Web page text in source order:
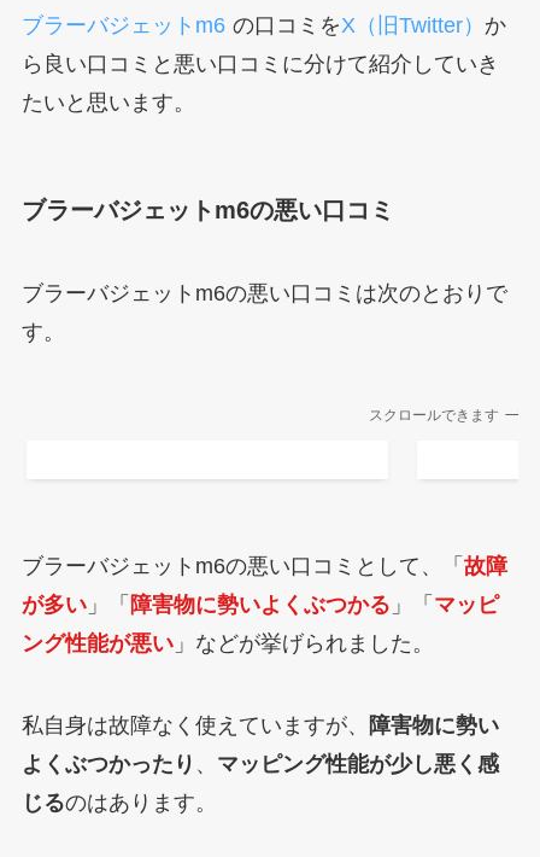
ブラーバジェットm6 の口コミをX（旧Twitter） か
ら良い口コミと悪い口コミに分けて紹介していき
たいと思います。
ブラーバジェットm6の悪い口コミ
ブラーバジェットm6の悪い口コミは次のとおりで
す。
スクロールできます
ブラーバジェットm6の悪い口コミとして、「 故障
が多い」「 障害物に勢いよくぶつかる 」「 マッピ
ング性能が悪い」などが挙げられました。
私自身は故障なく使えていますが、
障害物に勢い
よくぶつかったり 、 マッピング性能が少し悪く感
じるのはあります。